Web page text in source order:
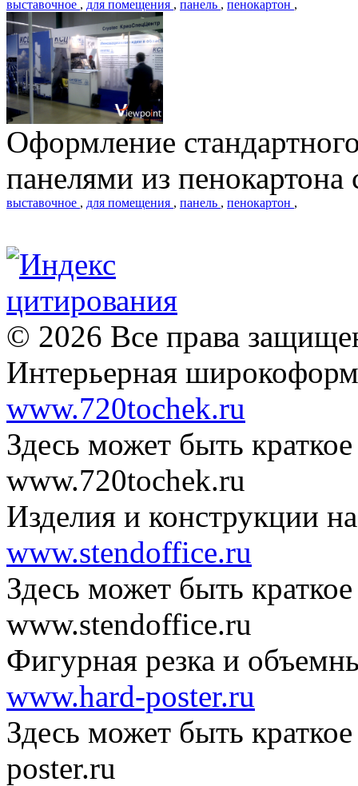
выставочное , для помещения , панель , пенокартон ,
Оформление
панелями из
выставочное , для помещения , панель , пенокартон ,
© 2026 Все права
Интерьерная
www.720tochek.ru
Здесь может быть
www.720tochek.ru
Изделия и конструкции на
www.stendoffice.ru
Здесь может быть
www.stendoffice.ru
Фигурная резка и
www.hard-poster.ru
Здесь может быть
poster.ru